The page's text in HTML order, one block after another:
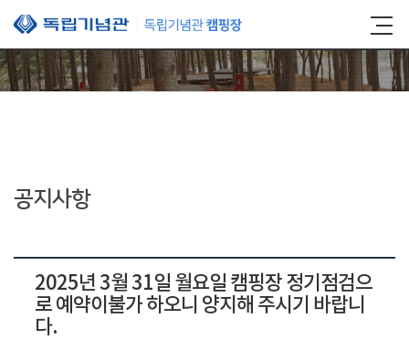
본문 바로가기
공지사항
2025년 3월 31일 월요일 캠핑장 정기점검으
로 예약이불가 하오니 양지해 주시기 바랍니
다.